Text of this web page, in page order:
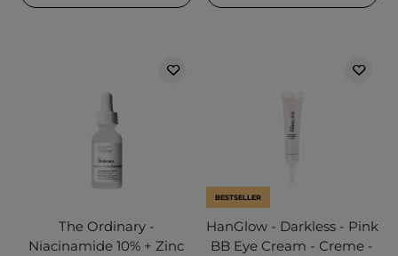
The Ordinary -
Niacinamide 10% + Zinc
BESTSELLER
HanGlow - Darkless - Pink
BB Eye Cream - Creme -